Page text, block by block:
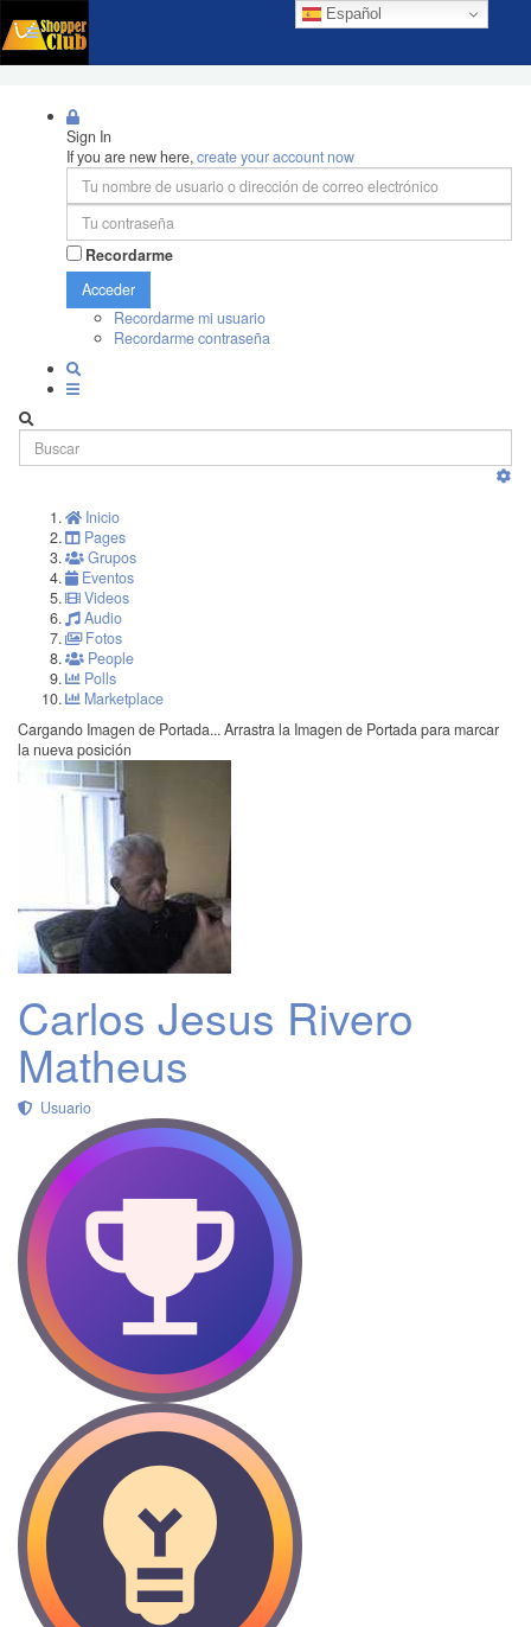
Español
Sign In
If you are new here,create your account now
Recordarme
Acceder
Recordarme mi usuario
Recordarme contraseña
Inicio
Pages
Grupos
Eventos
Videos
Audio
Fotos
People
Polls
Marketplace
Cargando Imagen de Portada... Arrastra la Imagen de Portada para marcar
la nueva posición
Carlos Jesus Rivero
Matheus
Usuario